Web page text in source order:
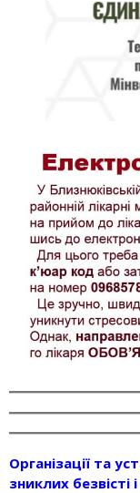
Організації та
зниклих безвісті